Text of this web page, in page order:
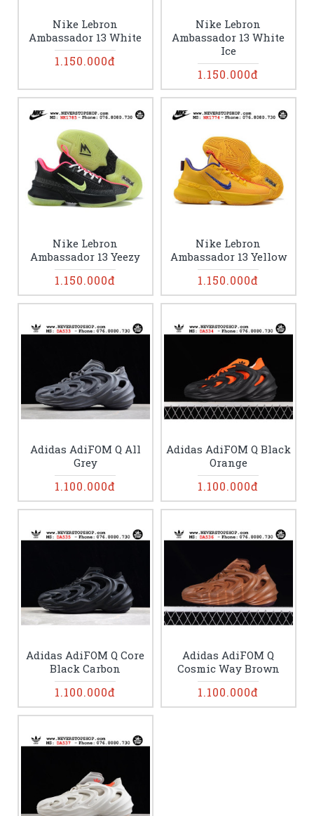
Nike Lebron
Ambassador 13 White
1.150.000đ
Nike Lebron
Ambassador 13 White
Ice
1.150.000đ
Nike Lebron
Ambassador 13 Yeezy
1.150.000đ
Nike Lebron
Ambassador 13 Yellow
1.150.000đ
Adidas AdiFOM Q All
Grey
1.100.000đ
Adidas AdiFOM Q Black
Orange
1.100.000đ
Adidas AdiFOM Q Core
Black Carbon
1.100.000đ
Adidas AdiFOM Q
Cosmic Way Brown
1.100.000đ